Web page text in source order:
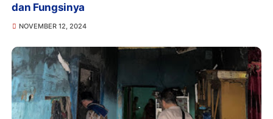
dan Fungsinya
NOVEMBER 12, 2024